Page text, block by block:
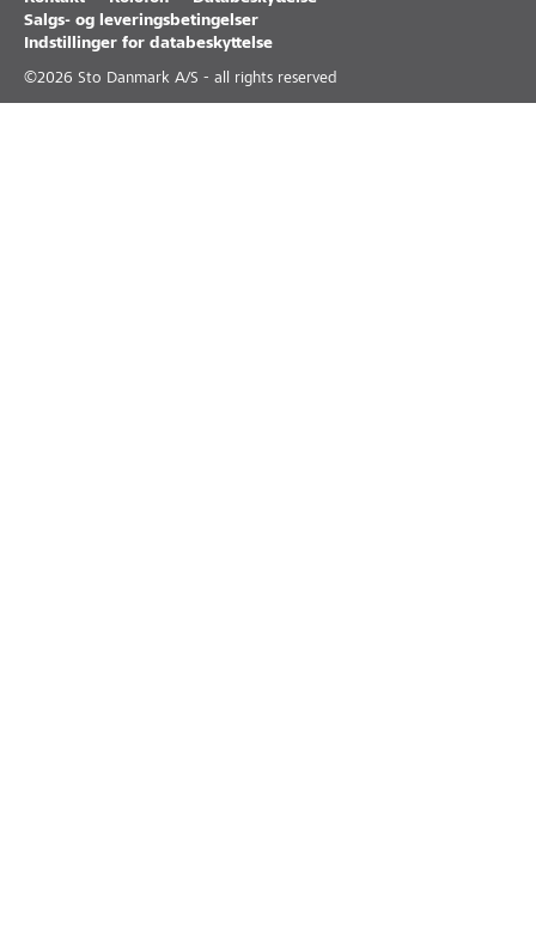
Salgs- og leveringsbetingelser
Indstillinger for databeskyttelse
©2026 Sto Danmark A/S - all rights reserved